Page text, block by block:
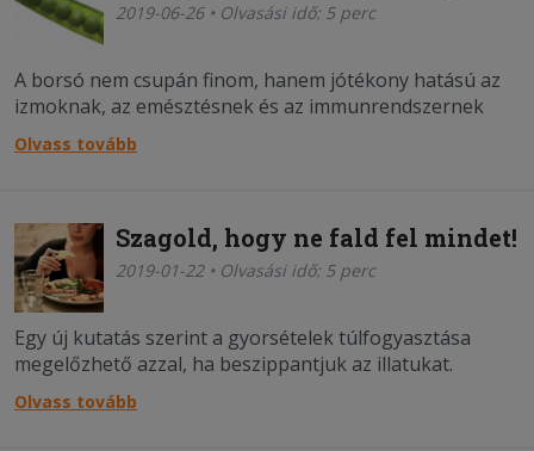
2019-06-26 • Olvasási idő: 5 perc
A borsó nem csupán finom, hanem jótékony hatású az
izmoknak, az emésztésnek és az immunrendszernek
egyaránt.
Olvass tovább
Szagold, hogy ne fald fel mindet!
2019-01-22 • Olvasási idő: 5 perc
Egy új kutatás szerint a gyorsételek túlfogyasztása
megelőzhető azzal, ha beszippantjuk az illatukat.
Olvass tovább